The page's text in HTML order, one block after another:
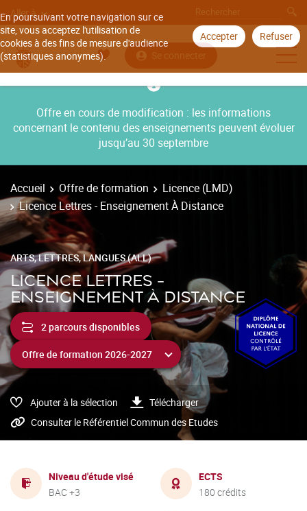
En poursuivant votre navigation sur ce
site, vous acceptez l'utilisation de
cookies à des fins de mesure d'audience
(statistiques anonymes).
Accepter Refuser
Aller à
Se connecter
Offre en cours de modification : les informations
concernant le contenu des enseignements peuvent évoluer
jusqu’au 30 septembre
Accueil Offre de formation
Licence (LMD)
Licence Lettres - Enseignement À Distance
ARTS, LETTRES, LANGUES (ALL)
LICENCE LETTRES -
ENSEIGNEMENT À DISTANCE
2 parcours disponibles
Ajouter à la sélection
Télécharger
Consulter le Référentiel Commun des Etudes
Niveau d'étude visé
BAC +3
ECTS
180 crédits